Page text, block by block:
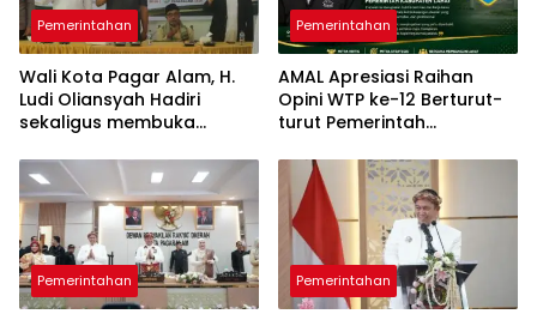
Pemerintahan
Wali Kota Pagar Alam, H.
Ludi Oliansyah Hadiri
sekaligus membuka
Ulama
Pemerintahan
AMAL Apresiasi Raihan
Opini WTP ke-12 Berturut-
turut Pemerintah
Pemerintahan Pemerintahan